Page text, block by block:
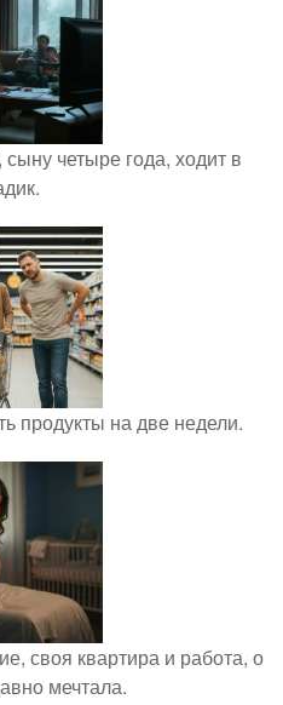
четыре года, ходит в
продукты на две недели.
своя квартира и работа, о
мечтала.